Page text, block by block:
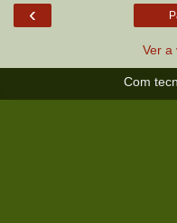
‹
Ver a
Com